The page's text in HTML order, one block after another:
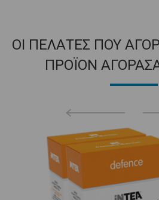
ΟΙ ΠΕΛΑΤΕΣ ΠΟΥ
ΠΡΟΪΟΝ